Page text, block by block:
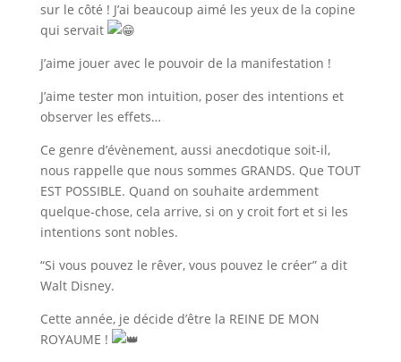
sur le côté ! J’ai beaucoup aimé les yeux de la copine
qui servait
J’aime jouer avec le pouvoir de la manifestation !
J’aime tester mon intuition, poser des intentions et
observer les effets…
Ce genre d’évènement, aussi anecdotique soit-il,
nous rappelle que nous sommes GRANDS. Que TOUT
EST POSSIBLE. Quand on souhaite ardemment
quelque-chose, cela arrive, si on y croit fort et si les
intentions sont nobles.
“Si vous pouvez le rêver, vous pouvez le créer” a dit
Walt Disney.
Cette année, je décide d’être la REINE DE MON
ROYAUME !